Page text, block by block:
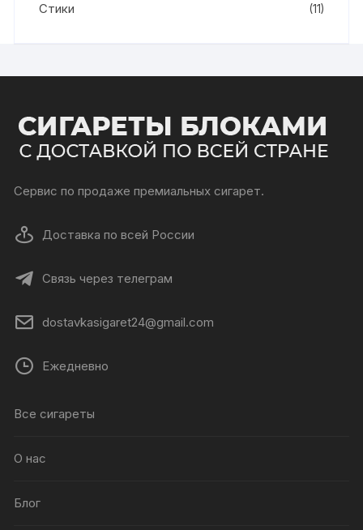
Стики (11)
Сервис по продаже премиальных сигарет.
Доставка по всей России
Связь через телеграм
dostavkasigaret24@gmail.com
Ежедневно
Все сигареты
О нас
Блог